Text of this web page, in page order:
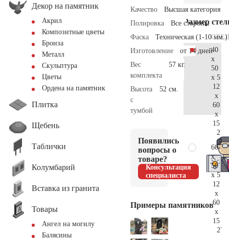
Декор на памятник
Акрил
Композитные цветы
Бронза
Металл
Скульптура
Цветы
Ордена на памятник
Плитка
Щебень
Таблички
Колумбарий
Вставка из гранита
Товары
Ангел на могилу
Балясины
Качество
Высшая категория
Полировка
Все стороны
Фаска
Техническая (1-10 мм.)
Изготовление
от 14 дней
Вес
комплекта
57 кг.
Высота
с
тумбой
52 см.
Появились
вопросы о
товаре?
Консультация
специалиста
Примеры памятников
Размер
40
x
50
x 5
12
x
60
x
15
60
x
50
x 5
12
x
60
x
15